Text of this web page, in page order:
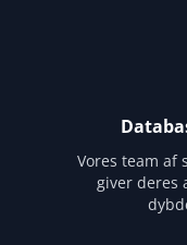
Vores team af
giver deres